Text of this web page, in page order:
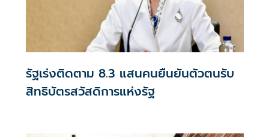
รัฐเร่งติดตาม 8.3 แสนคนยืนยันตัวตนรับ
สิทธิบัตรสวัสดิการแห่งรัฐ